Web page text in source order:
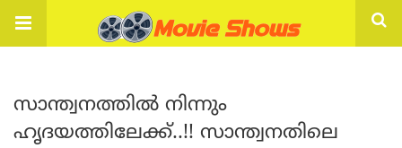
സാന്ത്വനത്തിൽ നിന്നും
ഹൃദയത്തിലേക്ക്..!! സാന്ത്വനതിലെ